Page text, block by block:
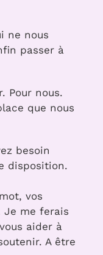
ne nous
passer à
Pour nous.
que nous
besoin
disposition.
vos
Je me ferais
aider à
A être